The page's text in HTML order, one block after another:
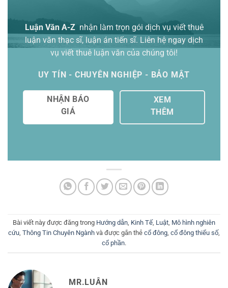
Luận Văn A-Z nhận làm trọn gói dịch vụ viết thuê
luận văn thạc sĩ, luận án tiến sĩ. Liên hệ ngay dịch
vụ viết thuê luận văn của chúng tôi!
UY TÍN - CHUYÊN NGHIỆP - BẢO MẬT
NHẬN BÁO
GIÁ
XEM
THÊM
Bài viết này được đăng trong Hướng dẫn, Kinh Tế, Luật, Mô hình nghiên
cứu, Thông Tin Chuyên Ngành và được gắn thẻ cổ đông, cổ đông thiểu số,
cổ phần.
MR.LUÂN